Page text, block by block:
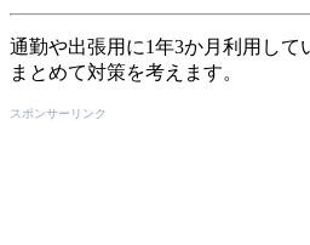
通勤や出張用に1年3か月利用し
まとめて対策を考えます。
スポンサーリンク